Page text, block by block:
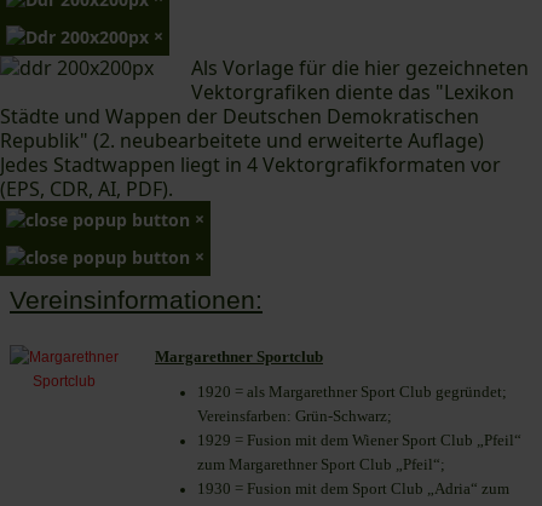
×
Als Vorlage für die hier gezeichneten
Vektorgrafiken diente das "Lexikon
Städte und Wappen der Deutschen Demokratischen
Republik" (2. neubearbeitete und erweiterte Auflage)
Jedes Stadtwappen liegt in 4 Vektorgrafikformaten vor
(EPS, CDR, AI, PDF).
×
×
Vereinsinformationen:
Margarethner Sportclub
1920 = als Margarethner Sport Club gegründet;
Vereinsfarben: Grün-Schwarz;
1929 = Fusion mit dem Wiener Sport Club „Pfeil“
zum Margarethner Sport Club „Pfeil“;
1930 = Fusion mit dem Sport Club „Adria“ zum